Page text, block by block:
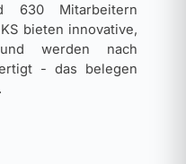
630 Mitarbeitern
bieten innovative,
und werden nach
- das belegen